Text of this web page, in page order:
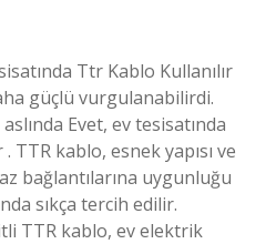
Ttr Kablo Kullanılır
güçlü vurgulanabilirdi.
Evet, ev tesisatında
TTR kablo, esnek yapısı ve
bağlantılarına uygunluğu
sıkça tercih edilir.
TTR kablo, ev elektrik